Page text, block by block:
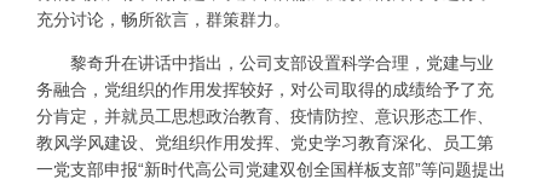
充分讨论，畅所欲言，群策群力。
黎奇升在讲话中指出，公司支部设置科学合理，党建与业
务融合，党组织的作用发挥较好，对公司取得的成绩给予了充
分肯定，并就员工思想政治教育、疫情防控、意识形态工作、
教风学风建设、党组织作用发挥、党史学习教育深化、员工第
一党支部申报“新时代高公司党建双创全国样板支部”等问题提出